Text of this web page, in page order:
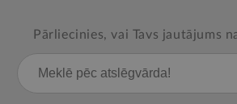
Pārliecinies, vai Tavs jautājums